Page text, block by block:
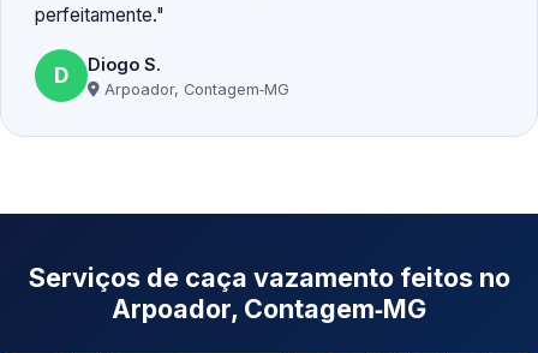
perfeitamente.
D Diogo S.
Arpoador, Contagem‑MG
Serviços de caça vazamento feitos no
Arpoador, Contagem‑MG